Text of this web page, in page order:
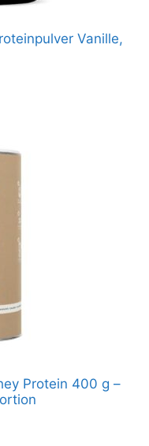
Vanille,
Protein 400 g –